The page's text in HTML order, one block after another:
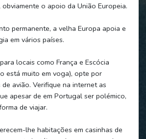
o apoio da União Europeia.
permanente, a velha Europa apoia e
em vários países.
locais como França e Escócia
está muito em voga), opte por
avião. Verifique na internet as
apesar de em Portugal ser polémico,
de viajar.
lhe habitações em casinhas de